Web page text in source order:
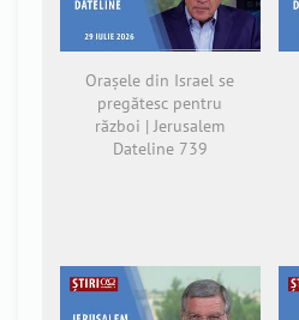
Orașele din Israel se
pregătesc pentru
război | Jerusalem
Dateline 739